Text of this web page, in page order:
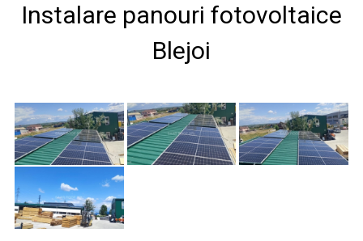
Instalare panouri fotovoltaice
Blejoi